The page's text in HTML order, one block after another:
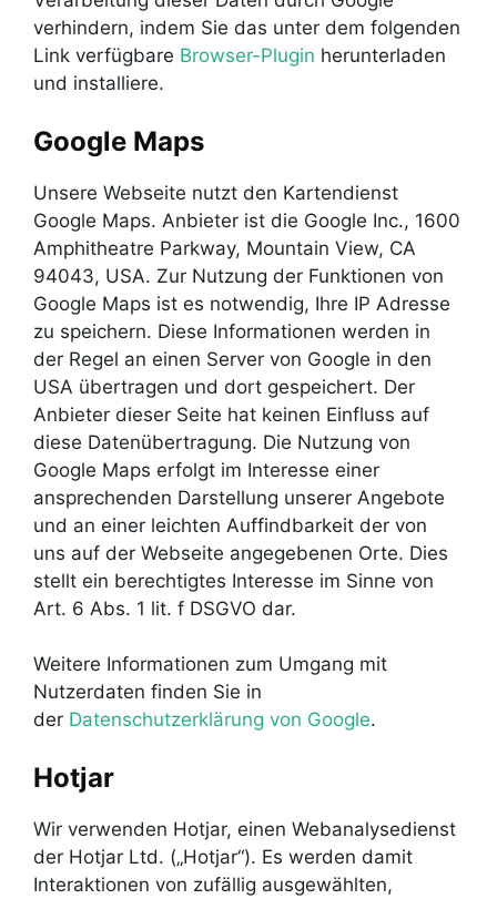
verhindern, indem Sie das unter dem folgenden
Link verfügbare Browser-Plugin herunterladen
und installiere.
Google Maps
Unsere Webseite nutzt den Kartendienst
Google Maps. Anbieter ist die Google Inc., 1600
Amphitheatre Parkway, Mountain View, CA
94043, USA. Zur Nutzung der Funktionen von
Google Maps ist es notwendig, Ihre IP Adresse
zu speichern. Diese Informationen werden in
der Regel an einen Server von Google in den
USA übertragen und dort gespeichert. Der
Anbieter dieser Seite hat keinen Einfluss auf
diese Datenübertragung. Die Nutzung von
Google Maps erfolgt im Interesse einer
ansprechenden Darstellung unserer Angebote
und an einer leichten Auffindbarkeit der von
uns auf der Webseite angegebenen Orte. Dies
stellt ein berechtigtes Interesse im Sinne von
Art. 6 Abs. 1 lit. f DSGVO dar.
Weitere Informationen zum Umgang mit
Nutzerdaten finden Sie in
der Datenschutzerklärung von Google.
Hotjar
Wir verwenden Hotjar, einen Webanalysedienst
der Hotjar Ltd. („Hotjar“). Es werden damit
Interaktionen von zufällig ausgewählten,